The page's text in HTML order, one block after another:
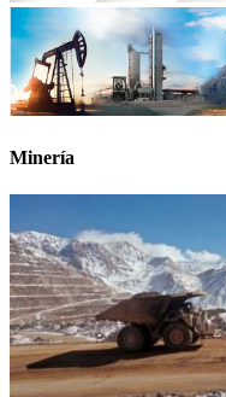
Minería